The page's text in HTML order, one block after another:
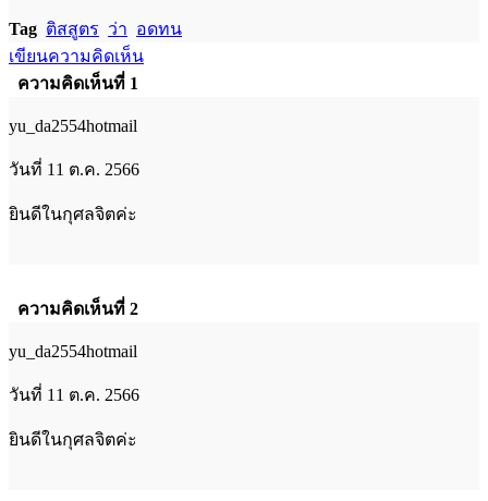
Tag ติสสูตร ว่า อดทน
เขียนความคิดเห็น
ความคิดเห็นที่ 1
yu_da2554hotmail
วันที่ 11 ต.ค. 2566
ยินดีในกุศลจิตค่ะ
ความคิดเห็นที่ 2
yu_da2554hotmail
วันที่ 11 ต.ค. 2566
ยินดีในกุศลจิตค่ะ